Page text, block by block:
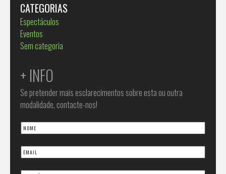
CATEGORIAS
Espectáculos
Eventos
Sem categoria
+ INFO
Se pretender mais esclarecimentos sobre esta ou outra
modalidade, contacte-nos!